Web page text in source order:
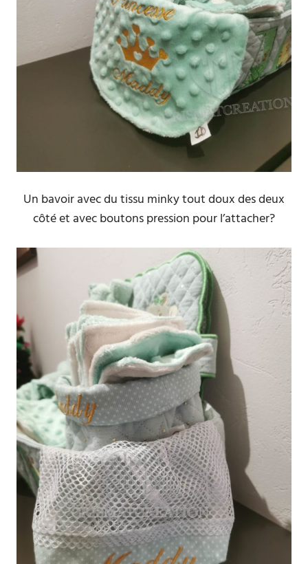
Un bavoir avec du tissu minky tout doux des deux
côté et avec boutons pression pour l’attacher?